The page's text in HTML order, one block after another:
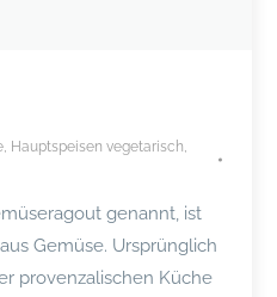
Hauptspeisen vegetarisch
genannt, ist
Gemüse. Ursprünglich
provenzalischen Küche